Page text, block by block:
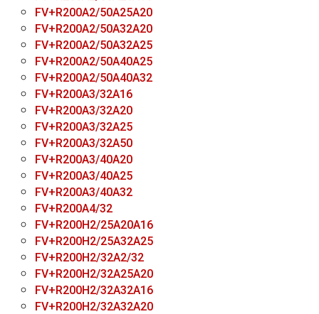
FV+R200A2/50A25A20
FV+R200A2/50A32A20
FV+R200A2/50A32A25
FV+R200A2/50A40A25
FV+R200A2/50A40A32
FV+R200A3/32A16
FV+R200A3/32A20
FV+R200A3/32A25
FV+R200A3/32A50
FV+R200A3/40A20
FV+R200A3/40A25
FV+R200A3/40A32
FV+R200A4/32
FV+R200H2/25A20A16
FV+R200H2/25A32A25
FV+R200H2/32A2/32
FV+R200H2/32A25A20
FV+R200H2/32A32A16
FV+R200H2/32A32A20